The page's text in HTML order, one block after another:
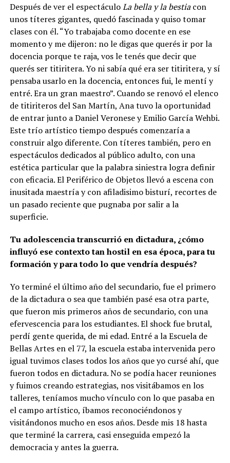
Después de ver el espectáculoLa bella y la bestiacon
unos títeres gigantes, quedó fascinada y quiso tomar
clases con él. “Yo trabajaba como docente en ese
momento y me dijeron: no le digas que querés ir por la
docencia porque te raja, vos le tenés que decir que
querés ser titiritera. Yo ni sabía qué era ser titiritera, y sí
pensaba usarlo en la docencia, entonces fui, le mentí y
entré. Era un gran maestro”. Cuando se renovó el elenco
de titiriteros del San Martín, Ana tuvo la oportunidad
de entrar junto a Daniel Veronese y Emilio García Wehbi.
Este trío artístico tiempo después comenzaría a
construir algo diferente. Con títeres también, pero en
espectáculos dedicados al público adulto, con una
estética particular que la palabra siniestra logra definir
con eficacia. El Periférico de Objetos llevó a escena con
inusitada maestría y con afiladisimo bisturí, recortes de
un pasado reciente que pugnaba por salir a la
superficie.
Tu adolescencia transcurrió en dictadura, ¿cómo
influyó ese contexto tan hostil en esa época, para tu
formación y para todo lo que vendría después?
Yo terminé el último año del secundario, fue el primero
de la dictadura o sea que también pasé esa otra parte,
que fueron mis primeros años de secundario, con una
efervescencia para los estudiantes. El shock fue brutal,
perdí gente querida, de mi edad. Entré a la Escuela de
Bellas Artes en el 77, la escuela estaba intervenida pero
igual tuvimos clases todos los años que yo cursé ahí, que
fueron todos en dictadura. No se podía hacer reuniones
y fuimos creando estrategias, nos visitábamos en los
talleres, teníamos mucho vínculo con lo que pasaba en
el campo artístico, íbamos reconociéndonos y
visitándonos mucho en esos años. Desde mis 18 hasta
que terminé la carrera, casi enseguida empezó la
democracia y antes la guerra.